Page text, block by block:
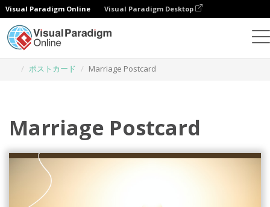
Visual Paradigm Online Visual Paradigm Desktop
ポストカード
Marriage Postcard
Marriage Postcard